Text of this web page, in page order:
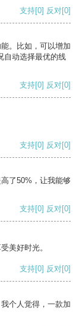
支持[0] 反对[0]
。比如，可以增加
自动选择最优的线
支持[0] 反对[0]
支持[0] 反对[0]
了50%，让我能够
支持[0] 反对[0]
美好时光。
支持[0] 反对[0]
个人觉得，一款加